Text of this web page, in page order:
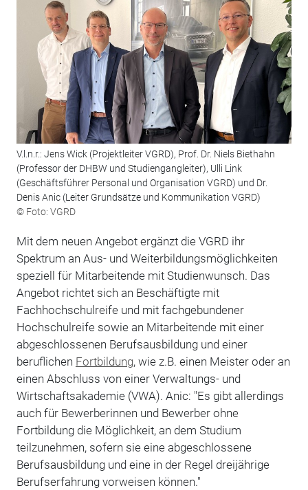
V.l.n.r.: Jens Wick (Projektleiter VGRD), Prof. Dr. Niels Biethahn
(Professor der DHBW und Studiengangleiter), Ulli Link
(Geschäftsführer Personal und Organisation VGRD) und Dr.
Denis Anic (Leiter Grundsätze und Kommunikation VGRD)
© Foto: VGRD
Mit dem neuen Angebot ergänzt die VGRD ihr
Spektrum an Aus- und Weiterbildungsmöglichkeiten
speziell für Mitarbeitende mit Studienwunsch. Das
Angebot richtet sich an Beschäftigte mit
Fachhochschulreife und mit fachgebundener
Hochschulreife sowie an Mitarbeitende mit einer
abgeschlossenen Berufsausbildung und einer
beruflichen Fortbildung, wie z.B. einen Meister oder an
einen Abschluss von einer Verwaltungs- und
Wirtschaftsakademie (VWA). Anic: "Es gibt allerdings
auch für Bewerberinnen und Bewerber ohne
Fortbildung die Möglichkeit, an dem Studium
teilzunehmen, sofern sie eine abgeschlossene
Berufsausbildung und eine in der Regel dreijährige
Berufserfahrung vorweisen können."